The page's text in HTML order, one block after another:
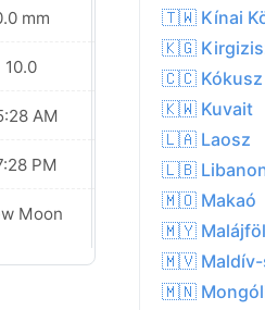
mm
10.0
AM
PM
Moon
0.0 mm
10.0
05:29 AM
07:26 PM
New Moon
🇹🇼 Kínai
🇰🇬
🇨🇨 Kókusz
🇰🇼 Kuvait
🇱🇦 Laosz
🇱🇧
🇲🇴 Makaó
🇲🇾
🇲🇻 Maldív-
🇲🇳